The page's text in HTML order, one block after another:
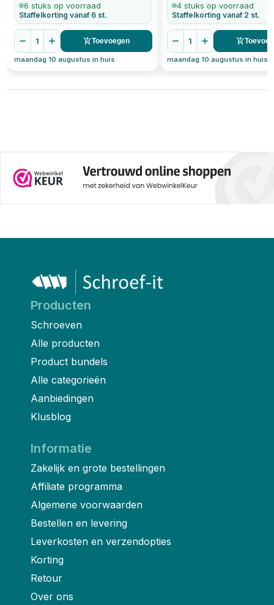
6 stuks op voorraad
Staffelkorting vanaf 6 st.
1 Toevoegen
maandag 10 augustus in huis
4 stuks op voorraad
Staffelkorting vanaf 2 st.
1
maandag 10 augustus in huis
Producten
Schroeven
Alle producten
Product bundels
Alle categorieën
Aanbiedingen
Klusblog
Informatie
Zakelijk en grote bestellingen
Affiliate programma
Algemene voorwaarden
Bestellen en levering
Leverkosten en verzendopties
Korting
Retour
Over ons